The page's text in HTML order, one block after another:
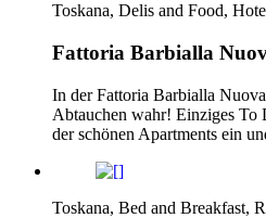
Toskana, Delis and Food,
Fattoria Barbialla
In der Fattoria Barbialla
Abtauchen wahr! Einziges To
der schönen Apartments ein
Toskana, Bed and Breakfast,